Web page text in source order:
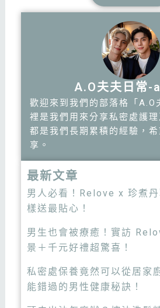
A.O夫夫日常-
歡迎來到我們的部落格「A.O
裡是我們用來分享私密處護理
都是我們長期累積的經驗，
享。
最新文章
男人必看！Relove x 珍煮
樣送最貼心！
男生也會被療癒！實訪
景＋千元好禮超驚喜！
私密處保養竟然可以從居家
能錯過的男性健康秘訣！